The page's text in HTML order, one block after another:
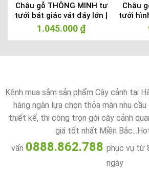
Chậu gỗ THÔNG MINH tự
tưới bát giác vát đáy lớn |
GWL – 423C
1.045.000 ₫
Chậu
tưới
Kênh mua sắm sản phẩm Cây cảnh tại
hàng ngàn lựa chọn thỏa mãn nhu cầu
thiết kế, thi công trọn gói cây cảnh
giá tốt nhất Miền
vấn 0888.862.788 phục vụ từ
ngày